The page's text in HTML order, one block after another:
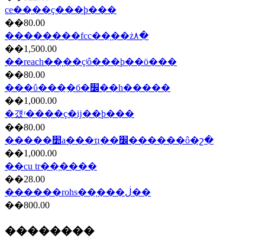
ce��֤��ҫ���ϸ���
��80.00
��������fcc��֤��ż۸�
��1,500.00
��reach��֤��ҫʲô���ϸ��ö���
��80.00
���ΰ���ִ�б�׼��һ�����
��1,000.00
�걨ʳ�ֺ���ҫ�ĳ��ϸ���
��80.00
�����׺а���ҵ��׼������ô�շ�
��1,000.00
��cu tr��֤����
��28.00
������rohs��֤���ڶ��
��800.00
��������